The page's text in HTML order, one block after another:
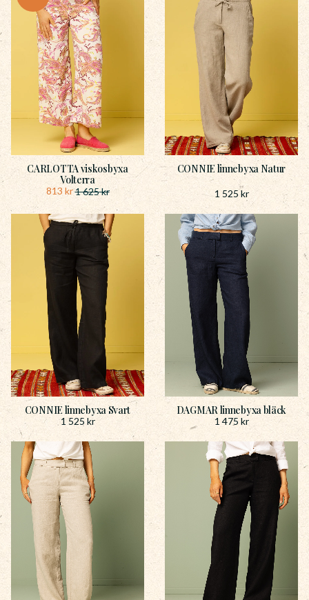
CARLOTTA viskosbyxa
Volterra
813 kr1 625kr
CONNIE linnebyxa Natur
1 525kr
CONNIE linnebyxa Svart
1 525 kr
DAGMAR linnebyxa bläck
1 475 kr